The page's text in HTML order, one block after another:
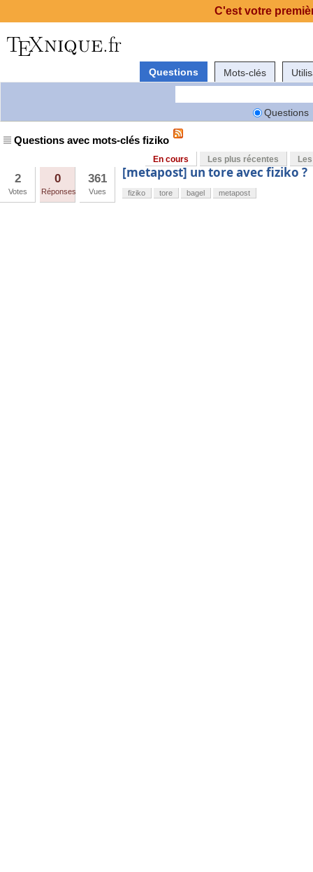
Questions Mots-clés
Questions
Questions avec mots-clés fiziko
En cours Les plus récentes
2
Votes
0
Réponses
361
Vues
[metapost] un tore avec fiziko ?
fiziko tore bagel metapost
C'est votre